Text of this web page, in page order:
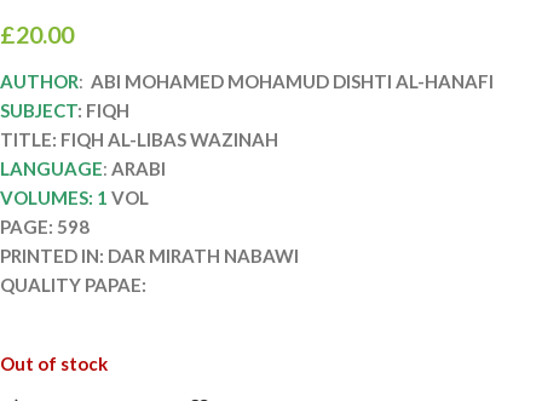
£20.00
AUTHOR: ABI MOHAMED MOHAMUD DISHTI AL-HANAFI
SUBJECT: FIQH
TITLE: FIQH AL-LIBAS WAZINAH
LANGUAGE: ARABI
VOLUMES: 1 VOL
PAGE: 598
PRINTED IN: DAR MIRATH NABAWI
QUALITY PAPAE:
Out of stock